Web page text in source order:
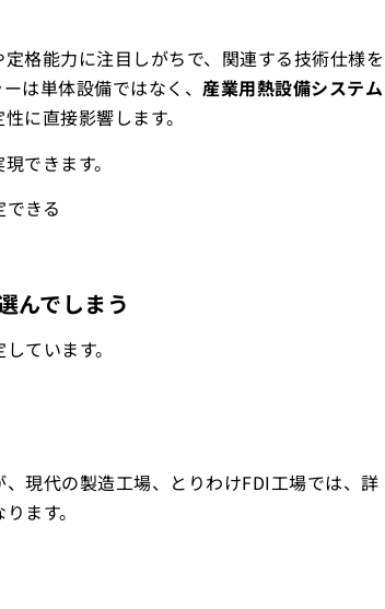
格能力に注目しがちで、関連する技術仕様を
は単体設備ではなく、産業用熱設備システム
に直接影響します。
できます。
できる
んでしまう
ています。
現代の製造工場、とりわけFDI工場では、詳
ます。